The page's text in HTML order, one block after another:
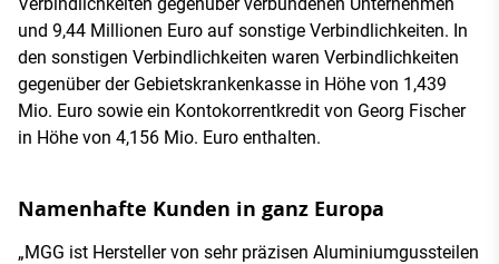
und 9,44 Millionen Euro auf sonstige Verbindlichkeiten. In
den sonstigen Verbindlichkeiten waren Verbindlichkeiten
gegenüber der Gebietskrankenkasse in Höhe von 1,439
Mio. Euro sowie ein Kontokorrentkredit von Georg Fischer
in Höhe von 4,156 Mio. Euro enthalten.
Namenhafte Kunden in ganz Europa
„MGG ist Hersteller von sehr präzisen Aluminiumgussteilen